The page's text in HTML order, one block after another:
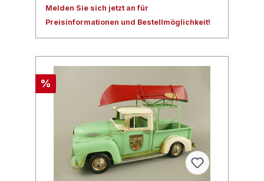
Melden Sie sich jetzt an für
Preisinformationen und Bestellmöglichkeit!
%